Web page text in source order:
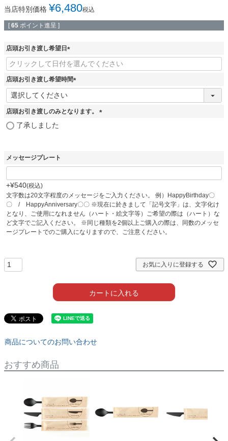
当店特別価格 ¥6,480税込
[ 65 ポイント進呈 ]
店頭お引き渡し希望日
(
必
須
)
店頭お引き渡し希望時間
(
須
店頭お引き渡しのみとなります。
了承しました
メッセージプレート
+¥540 税込
文字数は20文字程度のメッセージをご入力ください。 例）HappyBirthday〇
〇 / HappyAnniversary〇〇 ※現在に於きまして「記号文字」は、文字化け
となり、ご使用になれません（ハート・絵文字等）ご希望の際は（ハート）な
ど文字でご記入ください。 ※同じ種類を2個以上ご購入の際は、同数のメッセ
ージプレートでのご購入になりますので、ご注意ください。
お気に入りに登録する
カートに入れる
商品についてのお問い合わせ
おすすめ商品